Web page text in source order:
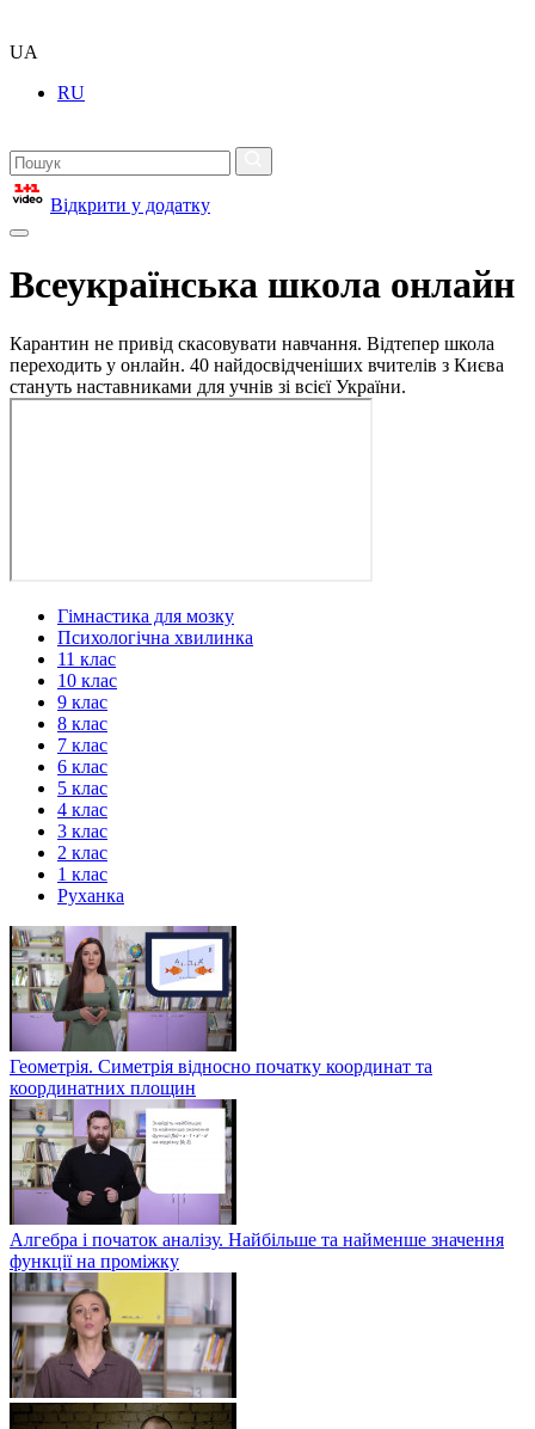
UA
RU
Відкрити у додатку
Всеукраїнська школа онлайн
Карантин не привід скасовувати навчання. Відтепер школа
переходить у онлайн. 40 найдосвідченіших вчителів з Києва
стануть наставниками для учнів зі всієї України.
Гімнастика для мозку
Психологічна хвилинка
11 клас
10 клас
9 клас
8 клас
7 клас
6 клас
5 клас
4 клас
3 клас
2 клас
1 клас
Руханка
Геометрія. Симетрія відносно початку координат та
координатних площин
Алгебра і початок аналізу. Найбільше та найменше значення
функції на проміжку